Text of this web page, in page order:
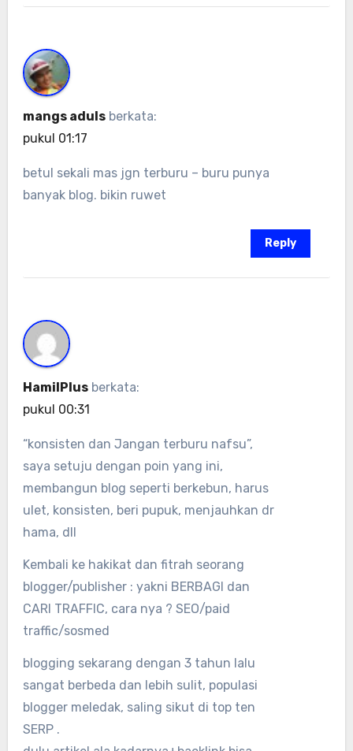
mangs aduls berkata:
pukul 01:17
betul sekali mas jgn terburu – buru punya
banyak blog. bikin ruwet
Reply
HamilPlus berkata:
pukul 00:31
“konsisten dan Jangan terburu nafsu”,
saya setuju dengan poin yang ini,
membangun blog seperti berkebun, harus
ulet, konsisten, beri pupuk, menjauhkan dr
hama, dll
Kembali ke hakikat dan fitrah seorang
blogger/publisher : yakni BERBAGI dan
CARI TRAFFIC, cara nya ? SEO/paid
traffic/sosmed
blogging sekarang dengan 3 tahun lalu
sangat berbeda dan lebih sulit, populasi
blogger meledak, saling sikut di top ten
SERP .